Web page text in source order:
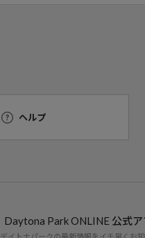
ヘルプ
Daytona Park ONLINE 公式ア